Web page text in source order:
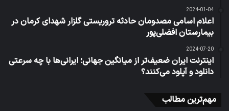
2024-01-04
اعلام اسامی مصدومان حادثه تروریستی گلزار شهدای کرمان در
بیمارستان افضلی‌پور
2024-07-20
اینترنت ایران ضعیف‌تر از میانگین جهانی؛ ایرانی‌ها با چه سرعتی
دانلود و آپلود می‌کنند؟
مهم‌ترین مطالب